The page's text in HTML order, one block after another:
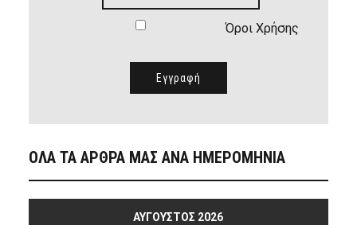
Όροι Χρήσης
ΟΛΑ ΤΑ ΑΡΘΡΑ ΜΑΣ ΑΝΑ ΗΜΕΡΟΜΗΝΙΑ
ΑΎΓΟΥΣΤΟΣ 2026